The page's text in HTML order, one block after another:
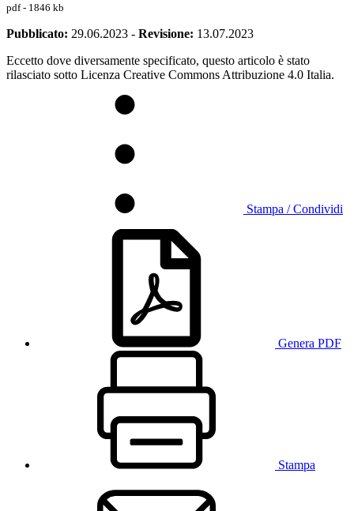
pdf - 1846 kb
Pubblicato: 29.06.2023 - Revisione: 13.07.2023
Eccetto dove diversamente specificato, questo articolo è stato
rilasciato sotto Licenza Creative Commons Attribuzione 4.0 Italia.
Stampa / Condividi
Genera PDF
Stampa